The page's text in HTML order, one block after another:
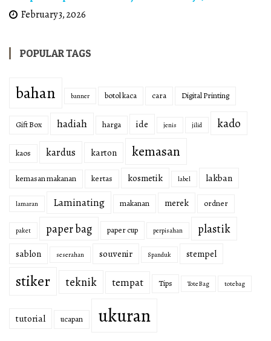
February 3, 2026
POPULAR TAGS
bahan banner botol kaca cara Digital Printing
Gift Box hadiah harga ide jenis jilid kado
kaos kardus karton kemasan
kemasan makanan kertas kosmetik label lakban
lamaran Laminating makanan merek ordner
paket paper bag paper cup perpisahan plastik
sablon seserahan souvenir Spanduk stempel
stiker teknik tempat Tips Tote Bag totebag
tutorial ucapan ukuran